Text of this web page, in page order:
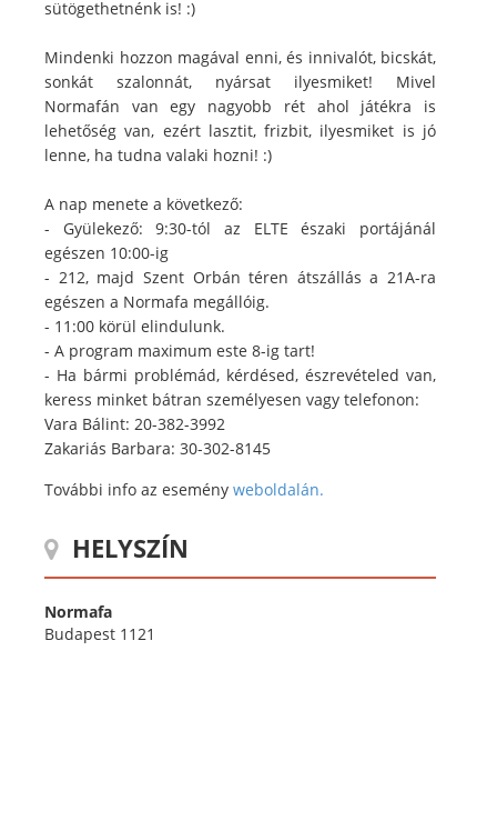
sütögethetnénk is! :)
Mindenki hozzon magával enni, és innivalót, bicskát,
sonkát szalonnát, nyársat ilyesmiket! Mivel
Normafán van egy nagyobb rét ahol játékra is
lehetőség van, ezért lasztit, frizbit, ilyesmiket is jó
lenne, ha tudna valaki hozni! :)
A nap menete a következő:
- Gyülekező: 9:30-tól az ELTE északi portájánál
egészen 10:00-ig
- 212, majd Szent Orbán téren átszállás a 21A-ra
egészen a Normafa megállóig.
- 11:00 körül elindulunk.
- A program maximum este 8-ig tart!
- Ha bármi problémád, kérdésed, észrevételed van,
keress minket bátran személyesen vagy telefonon:
Vara Bálint: 20-382-3992
Zakariás Barbara: 30-302-8145
További info az esemény weboldalán.
HELYSZÍN
Normafa
Budapest 1121